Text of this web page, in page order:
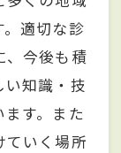
適切な診
、今後も積
知識・技
す。また
ていく場所